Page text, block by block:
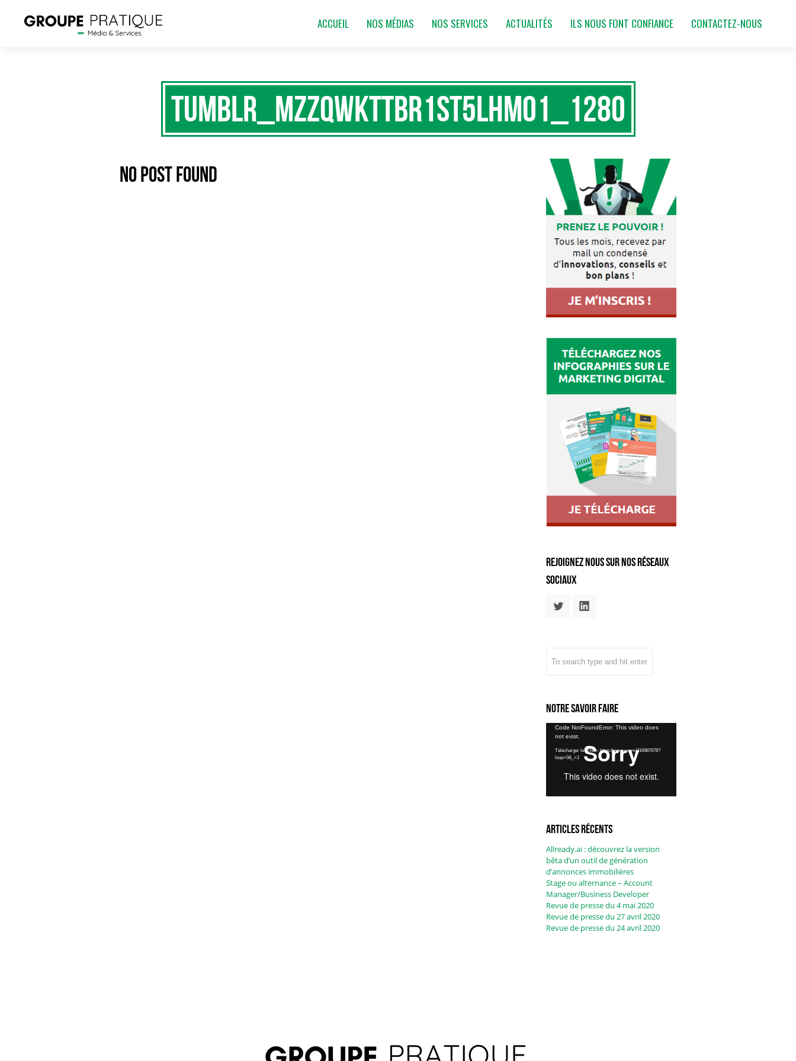
ACCUEIL NOS MÉDIAS NOS SERVICES ACTUALITÉS ILS NOUS FONT CONFIANCE CONTACTEZ-NOUS
tumblr_mzzqwktTbR1st5lhmo1_1280
No Post Found
rejoignez nous sur nos réseaux
sociaux
Notre savoir faire
Lecteur
vidéo
Code NotFoundError: This video does
not exist.
Télécharger le fichier: https://vimeo.com/216987678?
loop=0&_=1
Articles récents
Allready.ai : découvrez la version
bêta d’un outil de génération
d’annonces immobilières
Stage ou alternance – Account
Manager/Business Developer
Revue de presse du 4 mai 2020
Revue de presse du 27 avril 2020
Revue de presse du 24 avril 2020